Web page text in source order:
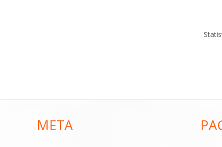
META